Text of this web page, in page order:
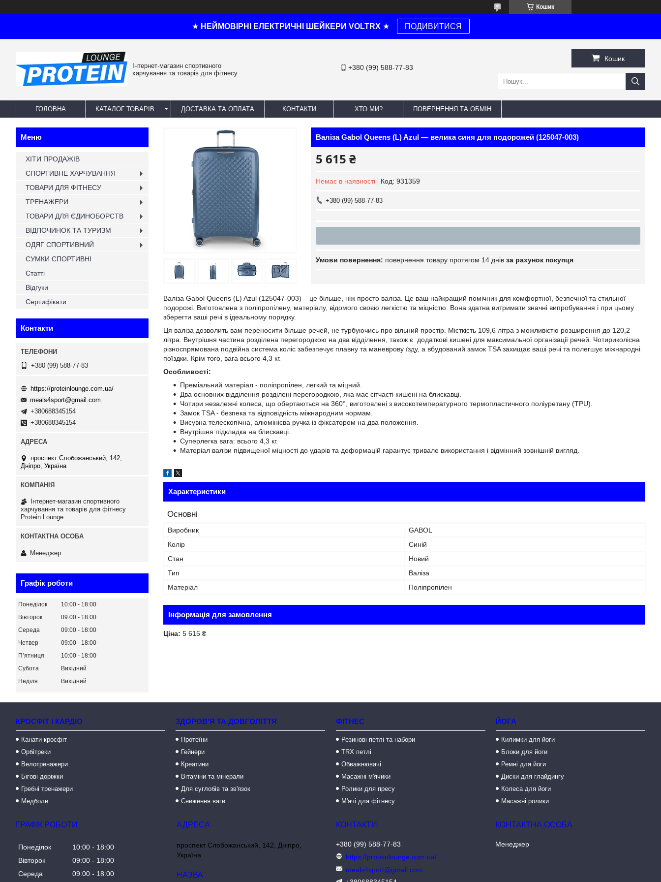
Кошик
★ НЕЙМОВІРНІ ЕЛЕКТРИЧНІ ШЕЙКЕРИ VOLTRX ★ ПОДИВИТИСЯ
Інтернет-магазин спортивного
харчування та товарів для фітнесу
+380 (99) 588-77-83
Кошик
ГОЛОВНА КАТАЛОГ ТОВАРІВ ДОСТАВКА ТА ОПЛАТА КОНТАКТИ ХТО МИ? ПОВЕРНЕННЯ ТА ОБМІН
Валіза Gabol Queens (L) Azul — велика синя для подорожей (125047-003)
5 615 ₴
Немає в наявності Код: 931359
+380 (99) 588-77-83
повернення товару протягом 14 днів за рахунок покупця
Валіза Gabol Queens (L) Azul (125047-003) – це більше, ніж просто валіза. Це ваш найкращий помічник для комфортної, безпечної та стильної
подорожі. Виготовлена з поліпропілену, матеріалу, відомого своєю легкістю та міцністю. Вона здатна витримати значні випробування і при цьому
зберегти ваші речі в ідеальному порядку.
Ця валіза дозволить вам переносити більше речей, не турбуючись про вільний простір. Місткість 109,6 літра з можливістю розширення до 120,2
літра. Внутрішня частина розділена перегородкою на два відділення, також є додаткові кишені для максимальної організації речей. Чотириколісна
різноспрямована подвійна система коліс забезпечує плавну та маневрову їзду, а вбудований замок TSA захищає ваші речі та полегшує міжнародні
поїздки. Крім того, вага всього 4,3 кг.
Особливості:
Преміальний матеріал - поліпропілен, легкий та міцний.
Два основних відділення розділені перегородкою, яка має сітчасті кишені на блискавці.
Чотири незалежні колеса, що обертаються на 360°, виготовлені з високотемпературного термопластичного поліуретану (TPU).
Замок TSA - безпека та відповідність міжнародним нормам.
Висувна телескопічна, алюмінієва ручка із фіксатором на два положення.
Внутрішня підкладка на блискавці.
Суперлегка вага: всього 4,3 кг.
Матеріал валізи підвищеної міцності до ударів та деформацій гарантує тривале використання і відмінний зовнішній вигляд.
Характеристики
Основні
Виробник
GABOL
Колір
Синій
Стан
Новий
Тип
Валіза
Матеріал
Поліпропілен
Інформація для замовлення
Ціна: 5 615 ₴
ХІТИ ПРОДАЖІВ
СПОРТИВНЕ ХАРЧУВАННЯ
ТОВАРИ ДЛЯ ФІТНЕСУ
ТРЕНАЖЕРИ
ТОВАРИ ДЛЯ ЄДИНОБОРСТВ
ВІДПОЧИНОК ТА ТУРИЗМ
ОДЯГ СПОРТИВНИЙ
СУМКИ СПОРТИВНІ
Статті
Відгуки
Сертифікати
Контакти
+380 (99) 588-77-83
https://proteinlounge.com.ua/
meals4sport@gmail.com
+380688345154
+380688345154
проспект Слобожанський, 142,
Дніпро, Україна
Інтернет-магазин спортивного
харчування та товарів для фітнесу
Protein Lounge
Менеджер
Графік роботи
Понеділок 10:00
18:00
Вівторок
09:00
18:00
Середа
09:00
18:00
Четвер
09:00
18:00
Пʼятниця
10:00
18:00
Субота
Вихідний
Неділя
Вихідний
КРОСФІТ І КАРДІО
Канати кросфіт
Орбітреки
Велотренажери
Бігові доріжки
Гребні тренажери
Медболи
ЗДОРОВ'Я ТА ДОВГОЛІТТЯ
Протеїни
Гейнери
Креатини
Вітаміни та мінерали
Для суглобів та зв'язок
Сниження ваги
ФІТНЕС
Резинові петлі та набори
TRX петлі
Обважнювачі
Масажні м'ячики
Ролики для пресу
М'ячі для фітнесу
ЙОГА
Килимки для йоги
Блоки для йоги
Ремні для йоги
Диски для глайдингу
Колеса для йоги
Масажні ролики
ГРАФІК РОБОТИ
Понеділок 10:00
18:00
Вівторок
09:00
18:00
Середа
09:00 18:00
проспект Слобожанський, 142, Дніпро,
Україна
+380 (99) 588-77-83
https://proteinlounge.com.ua/
meals4sport@gmail.com
Менеджер